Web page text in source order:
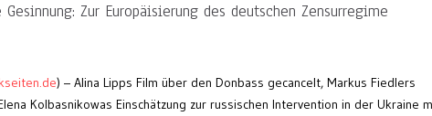
Zur Europäisierung des deutschen Zensurregime
) – Alina Lipps Film über den Donbass gecancelt, Markus Fiedlers
Kolbasnikowas Einschätzung zur russischen Intervention in der Ukraine